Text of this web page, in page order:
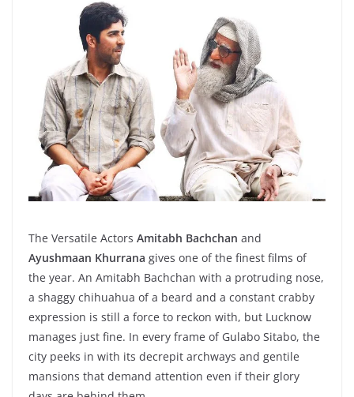
The Versatile Actors Amitabh Bachchan and
Ayushmaan Khurrana gives one of the finest films of
the year. An Amitabh Bachchan with a protruding nose,
a shaggy chihuahua of a beard and a constant crabby
expression is still a force to reckon with, but Lucknow
manages just fine. In every frame of Gulabo Sitabo, the
city peeks in with its decrepit archways and gentile
mansions that demand attention even if their glory